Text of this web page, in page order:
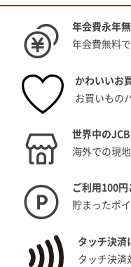
年会費永年
年会費無料
かわいいお
お買いもの
世界中の
海外での現
ご利用100
貯まったポ
タッチ決済
タッチ決済